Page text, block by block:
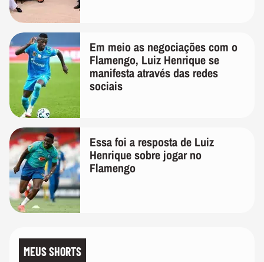
Em meio as negociações com o
Flamengo, Luiz Henrique se
manifesta através das redes
sociais
Essa foi a resposta de Luiz
Henrique sobre jogar no
Flamengo
MEUS SHORTS